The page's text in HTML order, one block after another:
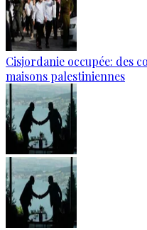
Cisjordanie occupée: des
maisons palestiniennes